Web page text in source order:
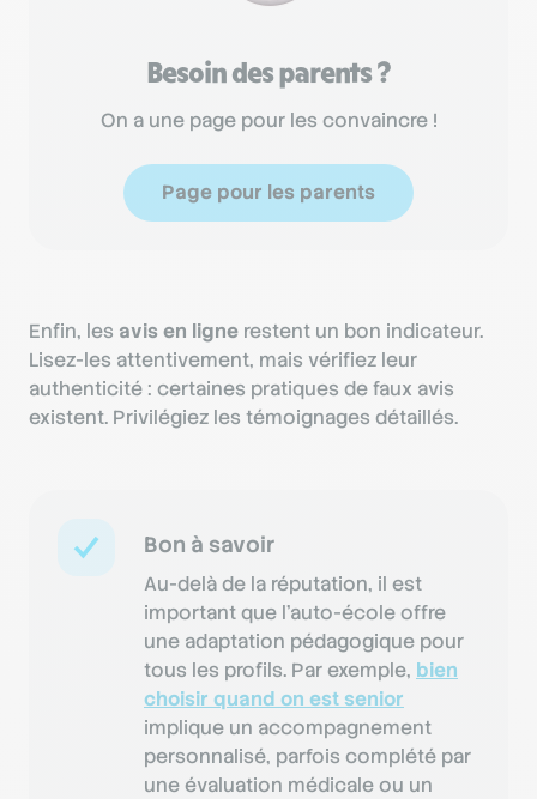
Besoin des parents ?
On a une page pour les convaincre !
Page pour les parents
Enfin, les avis en ligne restent un bon indicateur.
Lisez-les attentivement, mais vérifiez leur
authenticité : certaines pratiques de faux avis
existent. Privilégiez les témoignages détaillés.
Bon à savoir
Au-delà de la réputation, il est
important que l’auto-école offre
une adaptation pédagogique pour
tous les profils. Par exemple, bien
choisir quand on est senior
implique un accompagnement
personnalisé, parfois complété par
une évaluation médicale ou un